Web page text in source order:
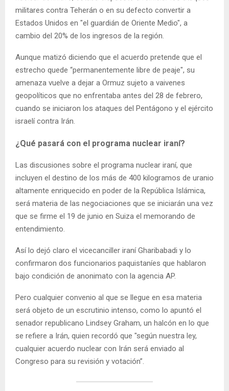
militares contra Teherán o en su defecto convertir a
Estados Unidos en "el guardián de Oriente Medio", a
cambio del 20% de los ingresos de la región.
Aunque matizó diciendo que el acuerdo pretende que el
estrecho quede “permanentemente libre de peaje", su
amenaza vuelve a dejar a Ormuz sujeto a vaivenes
geopolíticos que no enfrentaba antes del 28 de febrero,
cuando se iniciaron los ataques del Pentágono y el ejército
israelí contra Irán.
¿Qué pasará con el programa nuclear iraní?
Las discusiones sobre el programa nuclear iraní, que
incluyen el destino de los más de 400 kilogramos de uranio
altamente enriquecido en poder de la República Islámica,
será materia de las negociaciones que se iniciarán una vez
que se firme el 19 de junio en Suiza el memorando de
entendimiento.
Así lo dejó claro el vicecanciller iraní Gharibabadi y lo
confirmaron dos funcionarios paquistaníes que hablaron
bajo condición de anonimato con la agencia AP.
Pero cualquier convenio al que se llegue en esa materia
será objeto de un escrutinio intenso, como lo apuntó el
senador republicano Lindsey Graham, un halcón en lo que
se refiere a Irán, quien recordó que "según nuestra ley,
cualquier acuerdo nuclear con Irán será enviado al
Congreso para su revisión y votación”.